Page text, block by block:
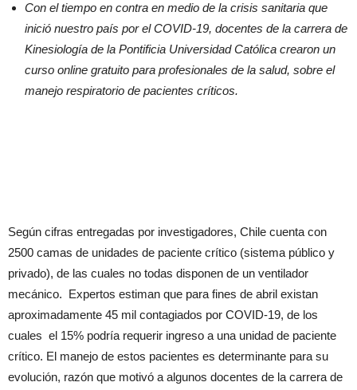
Con el tiempo en contra en medio de la crisis sanitaria que
inició nuestro país por el COVID-19, docentes de la carrera de
Kinesiología de la Pontificia Universidad Católica crearon un
curso online gratuito para profesionales de la salud, sobre el
manejo respiratorio de pacientes críticos.
Según cifras entregadas por investigadores, Chile cuenta con
2500 camas de unidades de paciente crítico (sistema público y
privado), de las cuales no todas disponen de un ventilador
mecánico. Expertos estiman que para fines de abril existan
aproximadamente 45 mil contagiados por COVID-19, de los
cuales el 15% podría requerir ingreso a una unidad de paciente
crítico. El manejo de estos pacientes es determinante para su
evolución, razón que motivó a algunos docentes de la carrera de